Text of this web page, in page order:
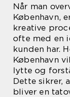
Når man
København,
kreative
ofte med en
kunden har.
København
lytte og
Dette sikrer,
bliver en